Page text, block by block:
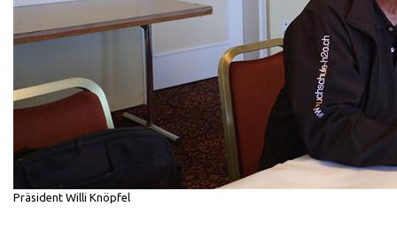
Präsident Willi Knöpfel